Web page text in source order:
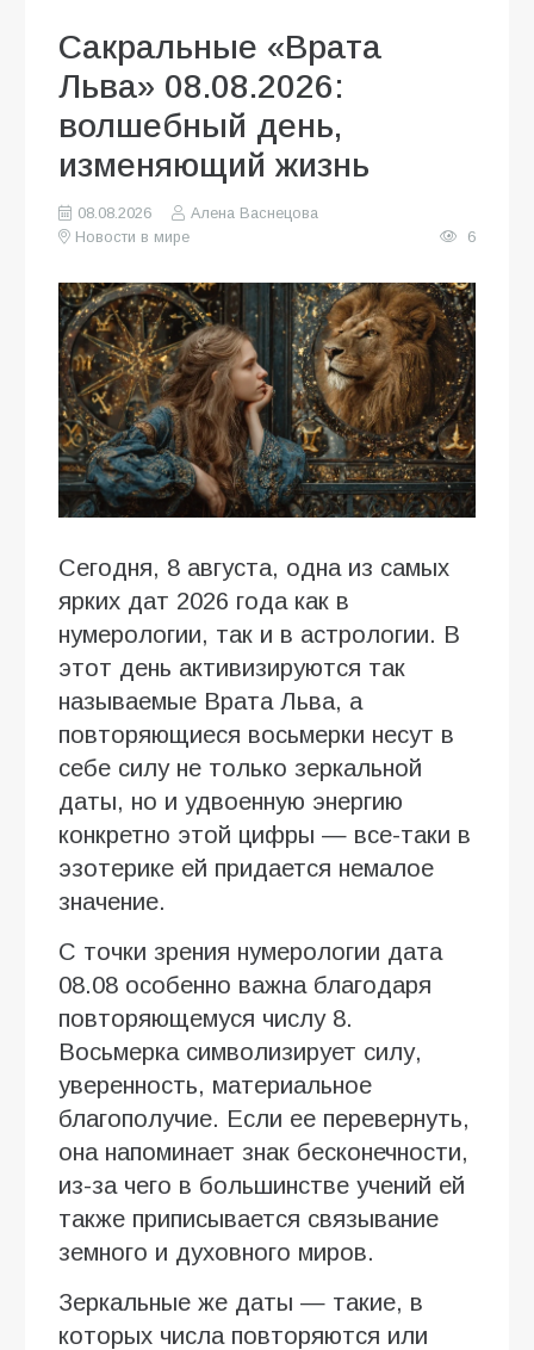
Сакральные «Врата
Льва» 08.08.2026:
волшебный день,
изменяющий жизнь
08.08.2026
Алена Васнецова
Новости в мире
6
Сегодня, 8 августа, одна из самых
ярких дат 2026 года как в
нумерологии, так и в астрологии. В
этот день активизируются так
называемые Врата Льва, а
повторяющиеся восьмерки несут в
себе силу не только зеркальной
даты, но и удвоенную энергию
конкретно этой цифры — все-таки в
эзотерике ей придается немалое
значение.
С точки зрения нумерологии дата
08.08 особенно важна благодаря
повторяющемуся числу 8.
Восьмерка символизирует силу,
уверенность, материальное
благополучие. Если ее перевернуть,
она напоминает знак бесконечности,
из-за чего в большинстве учений ей
также приписывается связывание
земного и духовного миров.
Зеркальные же даты — такие, в
которых числа повторяются или